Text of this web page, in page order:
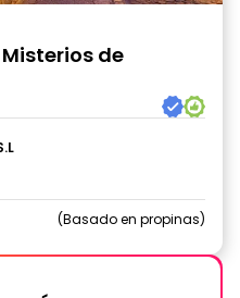
de
Basado en propinas